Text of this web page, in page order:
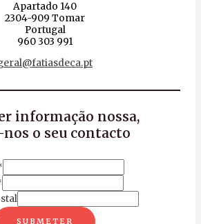
Apartado 140
2304-909 Tomar
Portugal
960 303 991
informação nossa,
o seu contacto
SUBMETER